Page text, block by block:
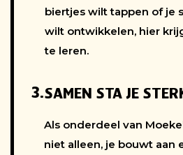
biertjes wilt tappen of je
wilt ontwikkelen, hier
te leren.
3.SAMEN STA JE
Als onderdeel van
niet alleen, je bouwt aan